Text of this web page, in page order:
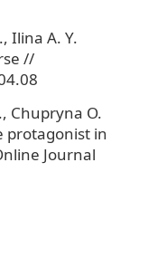
Ilina A. Y.
//
Chupryna O.
protagonist in
Journal